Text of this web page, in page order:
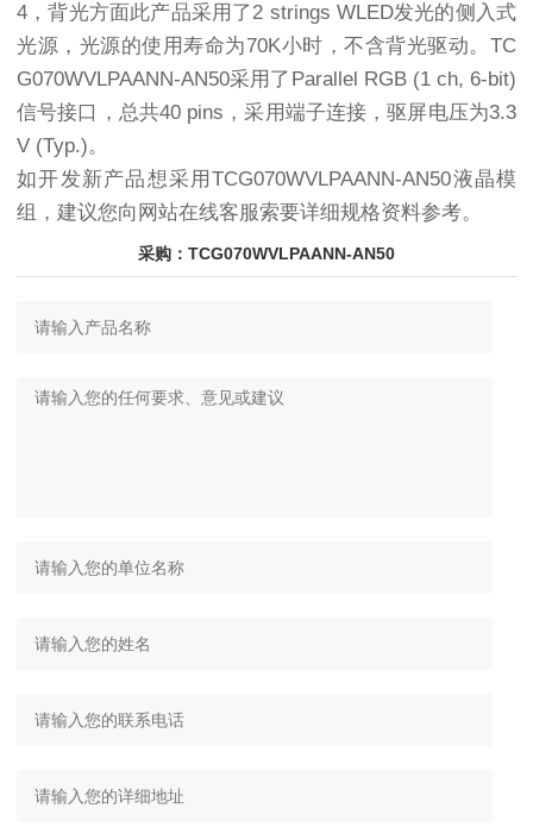
4，背光方面此产品采用了2 strings WLED发光的侧入式
光源，光源的使用寿命为70K小时，不含背光驱动。TC
G070WVLPAANN-AN50采用了Parallel RGB (1 ch, 6-bit)
信号接口，总共40 pins，采用端子连接，驱屏电压为3.3
V (Typ.)。
如开发新产品想采用TCG070WVLPAANN-AN50液晶模
组，建议您向网站在线客服索要详细规格资料参考。
采购：TCG070WVLPAANN-AN50